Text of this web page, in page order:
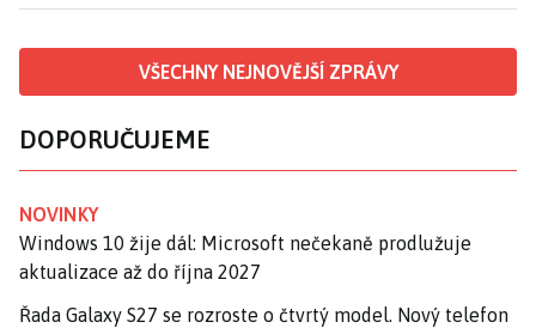
VŠECHNY NEJNOVĚJŠÍ ZPRÁVY
DOPORUČUJEME
NOVINKY
Windows 10 žije dál: Microsoft nečekaně prodlužuje
aktualizace až do října 2027
Řada Galaxy S27 se rozroste o čtvrtý model. Nový telefon